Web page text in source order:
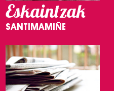
Eskaintzak
SANTIMAMIÑE